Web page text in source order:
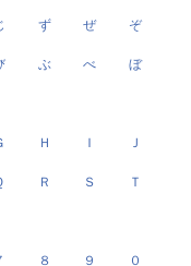
ず ぜ ぞ
ぶ べ ぼ
Ｈ Ｉ Ｊ
Ｒ Ｓ Ｔ
８ ９ ０